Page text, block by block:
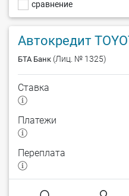
сравнение
Автокредит
БТА Банк (Лиц. № 1325)
Ставка
Платежи
Переплата